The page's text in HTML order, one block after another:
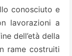
conosciuto e
lavorazioni a
dell’età della
rame costruiti